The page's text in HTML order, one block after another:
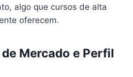
algo que cursos de alta
oferecem.
Mercado e Perfil